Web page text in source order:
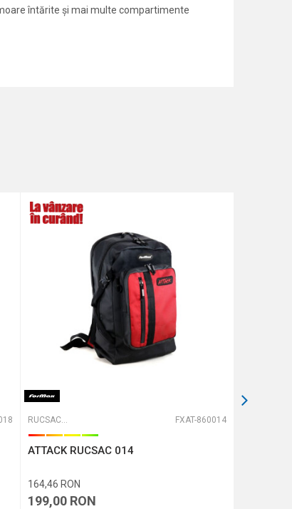
întărite și mai multe compartimente
RUCSACURI FXAT-860014
ATTACK RUCSAC 014
164,46 RON
199,00 RON